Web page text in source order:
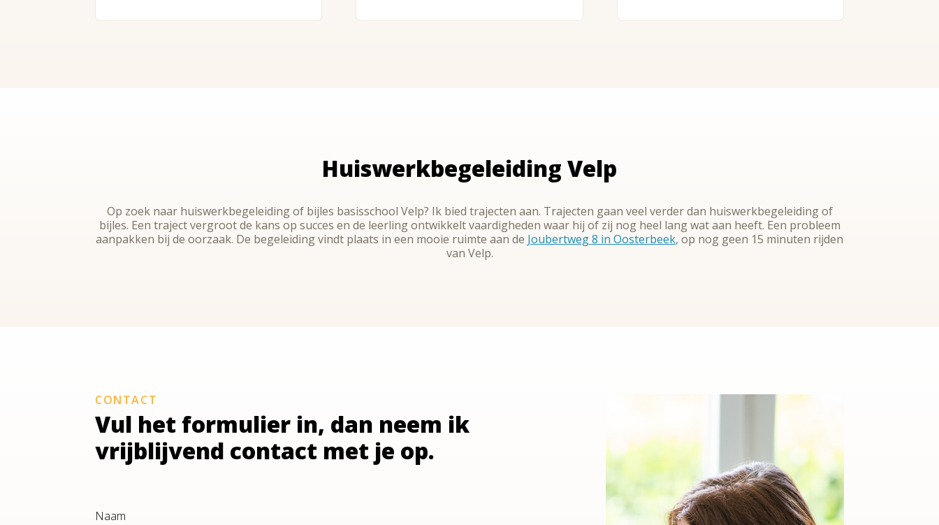
Huiswerkbegeleiding Velp
Op zoek naar huiswerkbegeleiding of bijles basisschool Velp? Ik bied trajecten aan. Trajecten gaan veel verder dan huiswerkbegeleiding of
bijles. Een traject vergroot de kans op succes en de leerling ontwikkelt vaardigheden waar hij of zij nog heel lang wat aan heeft. Een probleem
aanpakken bij de oorzaak. De begeleiding vindt plaats in een mooie ruimte aan de Joubertweg 8 in Oosterbeek, op nog geen 15 minuten rijden
van Velp.
CONTACT
Vul het formulier in, dan neem ik
vrijblijvend contact met je op.
Naam